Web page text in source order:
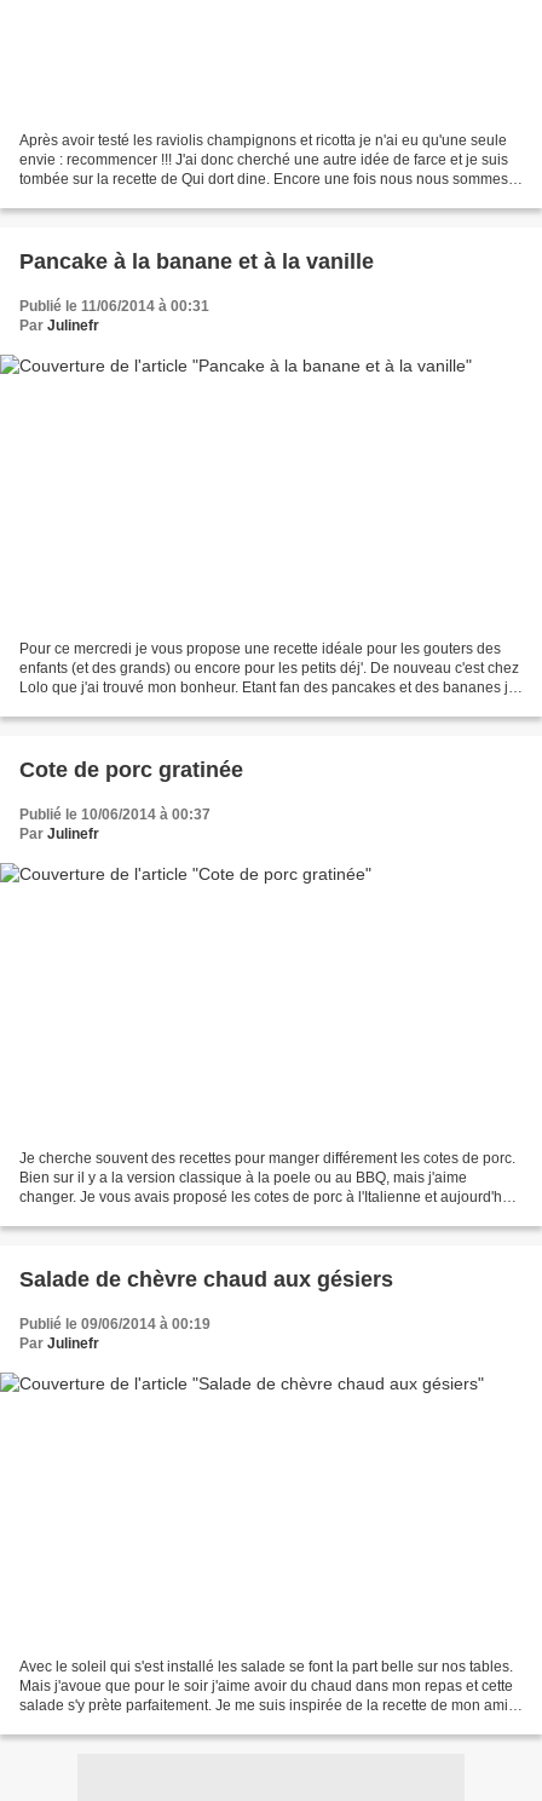
Après avoir testé les raviolis champignons et ricotta je n'ai eu qu'une seule
envie : recommencer !!! J'ai donc cherché une autre idée de farce et je suis
tombée sur la recette de Qui dort dine. Encore une fois nous nous sommes
Pancake à la banane et à la vanille
Publié le 11/06/2014 à 00:31
Par Julinefr
Pour ce mercredi je vous propose une recette idéale pour les gouters des
enfants (et des grands) ou encore pour les petits déj'. De nouveau c'est chez
Lolo que j'ai trouvé mon bonheur. Etant fan des pancakes et des bananes je
Cote de porc gratinée
Publié le 10/06/2014 à 00:37
Par Julinefr
Je cherche souvent des recettes pour manger différement les cotes de porc.
Bien sur il y a la version classique à la poele ou au BBQ, mais j'aime
changer. Je vous avais proposé les cotes de porc à l'Italienne et aujourd'hui
Salade de chèvre chaud aux gésiers
Publié le 09/06/2014 à 00:19
Par Julinefr
Avec le soleil qui s'est installé les salade se font la part belle sur nos tables.
Mais j'avoue que pour le soir j'aime avoir du chaud dans mon repas et cette
salade s'y prète parfaitement. Je me suis inspirée de la recette de mon amie